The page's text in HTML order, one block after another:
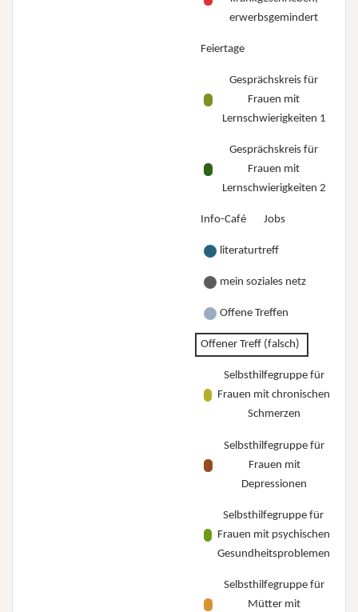
erwerbsgemindert
Feiertage
Gesprächskreis für
Frauen mit
Lernschwierigkeiten 1
Gesprächskreis für
Frauen mit
Lernschwierigkeiten 2
Info-Café Jobs
literaturtreff
mein soziales netz
Offene Treffen
Offener Treff (falsch)
Selbsthilfegruppe für
Frauen mit chronischen
Schmerzen
Selbsthilfegruppe für
Frauen mit
Depressionen
Selbsthilfegruppe für
Frauen mit psychischen
Gesundheitsproblemen
Selbsthilfegruppe für
Mütter mit